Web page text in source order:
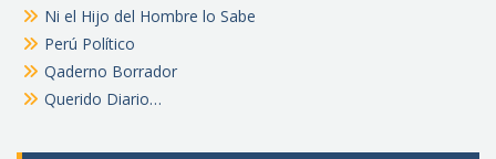
Ni el Hijo del Hombre lo Sabe
Perú Político
Qaderno Borrador
Querido Diario…